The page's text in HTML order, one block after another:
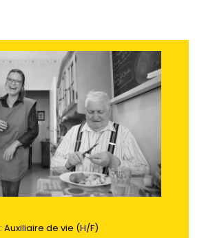
: Auxiliaire de vie (H/F)